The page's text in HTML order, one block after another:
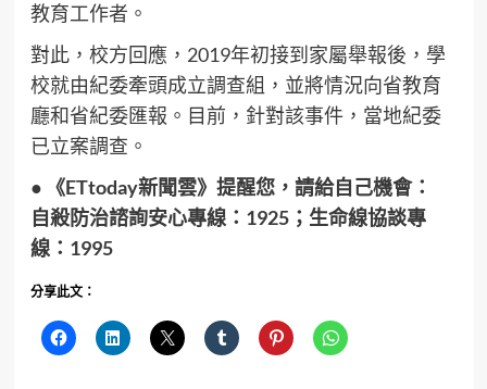
教育工作者。
對此，校方回應，2019年初接到家屬舉報後，學
校就由紀委牽頭成立調查組，並將情況向省教育
廳和省紀委匯報。目前，針對該事件，當地紀委
已立案調查。
● 《ETtoday新聞雲》提醒您，請給自己機會：
自殺防治諮詢安心專線：1925；生命線協談專
線：1995
分享此文：